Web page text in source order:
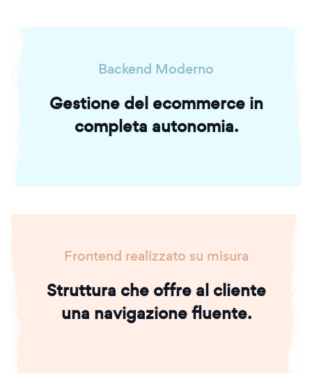
Backend Moderno
Gestione del ecommerce in
completa autonomia.
Frontend realizzato su misura
Struttura che offre al cliente
una navigazione fluente.